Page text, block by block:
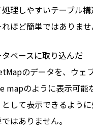
理しやすいテーブル
ほど簡単ではありませ
ベースに取り込んだ
のデータを、ウェ
mapのように表示可能
して表示できるよう
はありません。